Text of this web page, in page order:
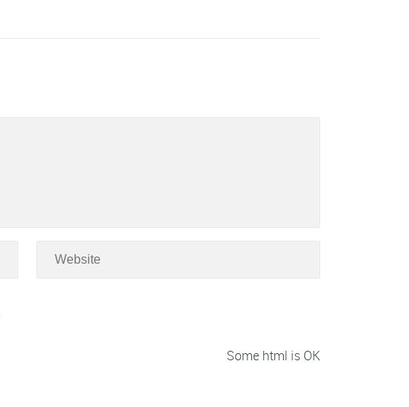
Some html is OK